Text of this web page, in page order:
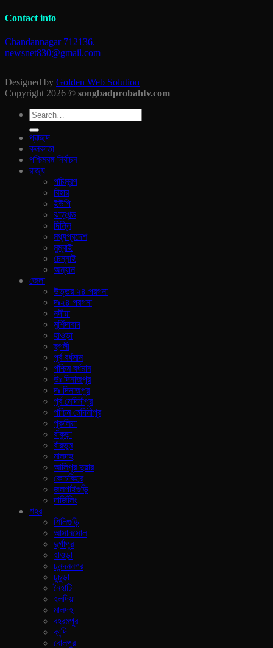
Contact info
Chandannagar 712136.
newsnet830@gmail.com
Designed by Golden Web Solution
Copyright 2026 © songbadprobahtv.com
প্রচ্ছদ
কলকাতা
পশ্চিমবঙ্গ নির্বাচন
রাজ‍্য
পচিমবন্গ
বিহার
ইউপি
ঝাড়খন্ড
দিল্লি
মধ্যপ্রদেশ
মুম্বাই
চেন্নাই
অন্যান
জেলা
উত্তর ২৪ পরগনা
দঃ২৪ পরগনা
নদীয়া
মুর্শিদাবাদ
হাওড়া
হুগলী
পূর্ব বর্ধমান
পশ্চিম বর্ধমান
উঃ দিনাজপুর
দঃ দিনাজপুর
পূর্ব মেদিনীপুর
পশ্চিম মেদিনীপুর
পুরুলিয়া
বাঁকুড়া
বীরভুম
মালদহ
আলিপুর দুয়ার
কোচবিহার
জলপাইগুড়ি
দার্জিলিং
শহর
শিলিগুড়ি
আসানসোল
দুর্গাপুর
হাওড়া
চনন্দননগর
চুচুড়া
নৈহাটি
হলদিয়া
মালদহ
বহরমপুর
কান্দি
বোলপুর